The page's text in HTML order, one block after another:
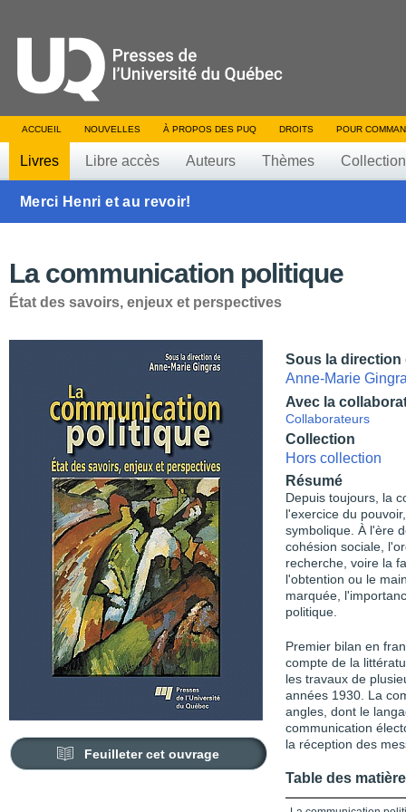
ACCUEIL NOUVELLES À PROPOS DES PUQ DROITS POUR
Livres Libre accès Auteurs Thèmes
Merci Henri et au revoir!
La communication politique
État des savoirs, enjeux et perspectives
Feuilleter cet ouvrage
Sous la direction
Anne-Marie
Avec la
Collaborateurs
Collection
Hors collection
Résumé
Depuis toujours, la
l'exercice du
symbolique. À l'ère
cohésion sociale,
recherche, voire la
l'obtention ou le
marquée,
politique.
Premier bilan en
compte de la
les travaux de
années 1930. La
angles, dont le
communication
la réception des
Table des